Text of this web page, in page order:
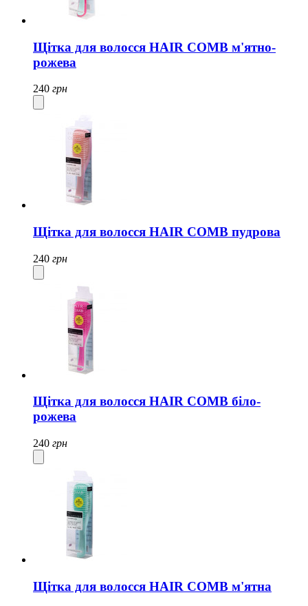
Щітка для волосся HAIR COMB м'ятно-
рожева
240 грн
Щітка для волосся HAIR COMB пудрова
240 грн
Щітка для волосся HAIR COMB біло-
рожева
240 грн
Щітка для волосся HAIR COMB м'ятна